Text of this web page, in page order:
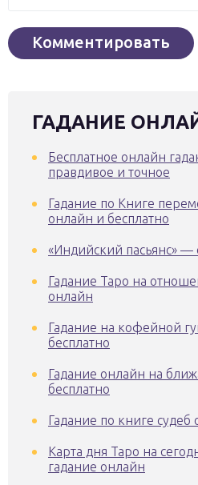
ГАДАНИЕ
Бесплатное онлайн
правдивое и точное
Гадание по Книге
онлайн и бесплатно
«Индийский пасьянс» —
Гадание Таро на
онлайн
Гадание на кофейной
бесплатно
Гадание онлайн на
бесплатно
Гадание по книге судеб
Карта дня Таро на
гадание онлайн